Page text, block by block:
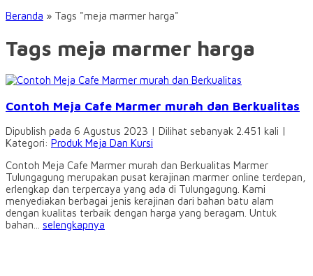
Beranda » Tags "meja marmer harga"
Tags meja marmer harga
Contoh Meja Cafe Marmer murah dan Berkualitas
Dipublish pada 6 Agustus 2023 | Dilihat sebanyak 2.451 kali |
Kategori: Produk Meja Dan Kursi
Contoh Meja Cafe Marmer murah dan Berkualitas Marmer
Tulungagung merupakan pusat kerajinan marmer online terdepan,
erlengkap dan terpercaya yang ada di Tulungagung. Kami
menyediakan berbagai jenis kerajinan dari bahan batu alam
dengan kualitas terbaik dengan harga yang beragam. Untuk
bahan... selengkapnya